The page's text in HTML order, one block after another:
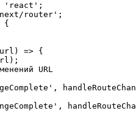
'react';
router';
{
=> {
URL